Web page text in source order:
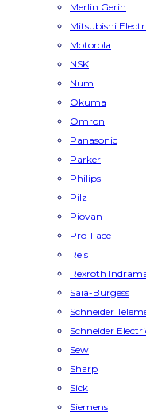
Merlin Gerin
Mitsubishi
Motorola
NSK
Num
Okuma
Omron
Panasonic
Parker
Philips
Pilz
Piovan
Pro-Face
Reis
Rexroth
Saia-Burgess
Schneider
Schneider
Sew
Sharp
Sick
Siemens